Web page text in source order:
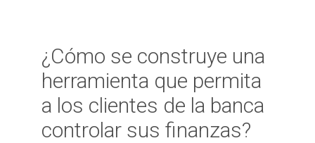
¿Cómo se construye una
herramienta que permita
a los clientes de la banca
controlar sus finanzas?